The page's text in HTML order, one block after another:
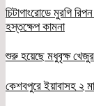
চিটাগাংরোডে মুরগি
হস্তক্ষেপ কামনা
শুরু হয়েছে মধুবৃক্ষ
কেশবপুরে ইয়াবাসহ ২